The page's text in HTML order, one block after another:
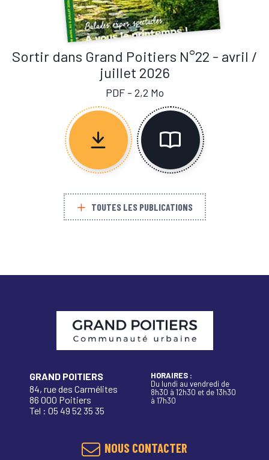
Sortir dans Grand Poitiers N°22 - avril /
juillet 2026
PDF - 2,2 Mo
TOUTES LES PUBLICATIONS
GRAND POITIERS
84, rue des Carmélites
86 000 Poitiers
Tel : 05 49 52 35 35
HORAIRES :
Du lundi au vendredi de
8h30 à 12h30 et de 13h30
à 17h30
NOUS CONTACTER